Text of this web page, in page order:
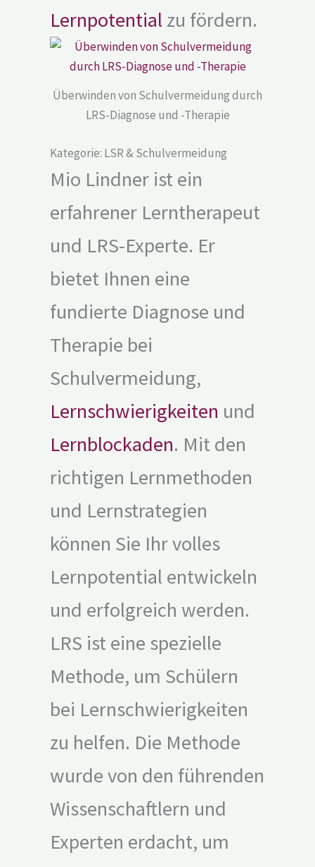
Lernpotential zu fördern.
Überwinden von Schulvermeidung durch
LRS-Diagnose und -Therapie
Kategorie: LSR & Schulvermeidung
Mio Lindner ist ein
erfahrener Lerntherapeut
und LRS-Experte. Er
bietet Ihnen eine
fundierte Diagnose und
Therapie bei
Schulvermeidung,
Lernschwierigkeiten und
Lernblockaden. Mit den
richtigen Lernmethoden
und Lernstrategien
können Sie Ihr volles
Lernpotential entwickeln
und erfolgreich werden.
LRS ist eine spezielle
Methode, um Schülern
bei Lernschwierigkeiten
zu helfen. Die Methode
wurde von den führenden
Wissenschaftlern und
Experten erdacht, um